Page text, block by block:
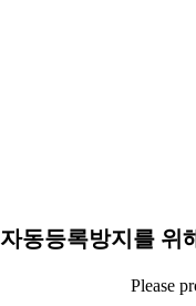
자동등록방지를 위
Please